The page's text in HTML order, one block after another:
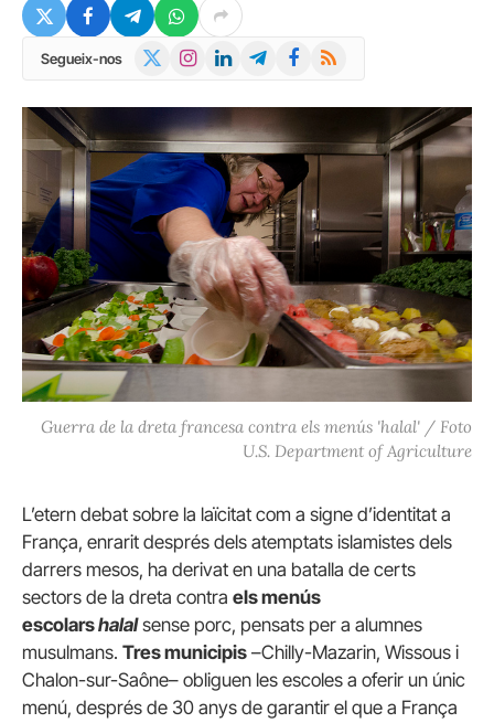
Segueix-nos InstagramLinkedInTelegramFacebook
RSS
Guerra de la dreta francesa contra els menús 'halal' / Foto
U.S. Department of Agriculture
L’etern debat sobre la laïcitat com a signe d’identitat a
França, enrarit després dels atemptats islamistes dels
darrers mesos, ha derivat en una batalla de certs
sectors de la dreta contra els menús
escolarshalal sense porc, pensats per a alumnes
musulmans. Tres municipis –Chilly-Mazarin, Wissous i
Chalon-sur-Saône– obliguen les escoles a oferir un únic
menú, després de 30 anys de garantir el que a França